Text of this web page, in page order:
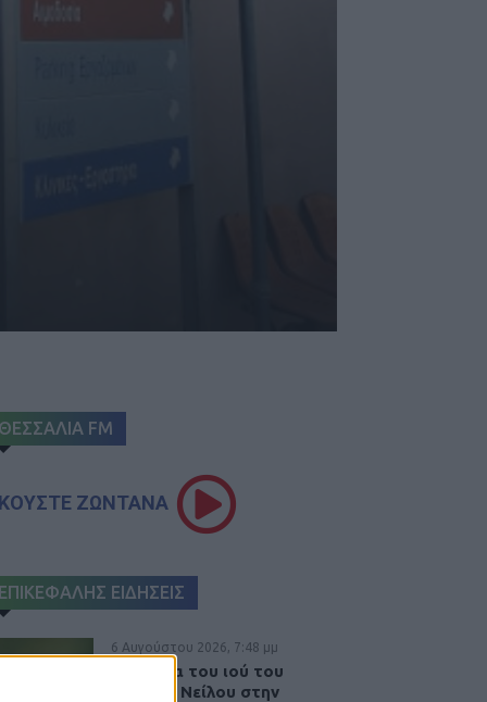
ΘΕΣΣΑΛΙΑ FM
ΖΩΝΤΑΝΑ
ΕΠΙΚΕΦΑΛΗΣ ΕΙΔΗΣΕΙΣ
6 Αυγούστου 2026, 7:48 μμ
Κρούσμα του ιού του
Δυτικού Νείλου στην